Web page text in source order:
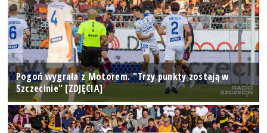
Pogoń wygrała z Motorem. "Trzy punkty zostają w
Szczecinie" [ZDJĘCIA]